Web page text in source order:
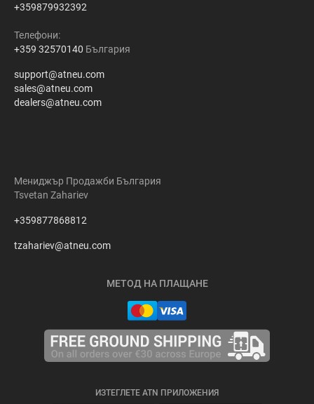
+359879932392
Телефони:
+359 32570140 България
support@atneu.com
sales@atneu.com
dealers@atneu.com
Мениджър Продажби България
Tsvetan Zahariev
+359877868812
tzahariev@atneu.com
МЕТОД НА ПЛАЩАНЕ
ИЗТЕГЛЕТЕ ATN ПРИЛОЖЕНИЯ